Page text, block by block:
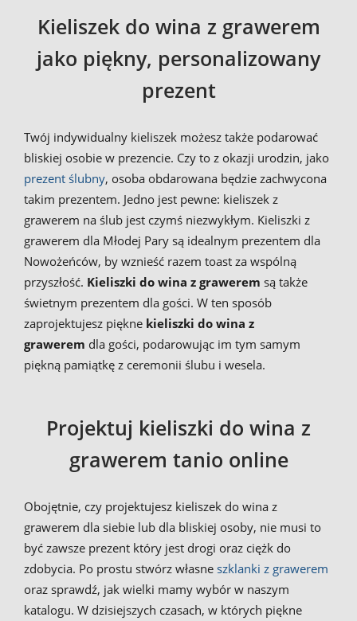
Kieliszek do wina z grawerem
jako piękny, personalizowany
prezent
Twój indywidualny kieliszek możesz także podarować
bliskiej osobie w prezencie. Czy to z okazji urodzin, jako
prezent ślubny, osoba obdarowana będzie zachwycona
takim prezentem. Jedno jest pewne: kieliszek z
grawerem na ślub jest czymś niezwykłym. Kieliszki z
grawerem dla Młodej Pary są idealnym prezentem dla
Nowożeńców, by wznieść razem toast za wspólną
przyszłość. Kieliszki do wina z grawerem są także
świetnym prezentem dla gości. W ten sposób
zaprojektujesz piękne kieliszki do wina z
grawerem dla gości, podarowując im tym samym
piękną pamiątkę z ceremonii ślubu i wesela.
Projektuj kieliszki do wina z
grawerem tanio online
Obojętnie, czy projektujesz kieliszek do wina z
grawerem dla siebie lub dla bliskiej osoby, nie musi to
być zawsze prezent który jest drogi oraz ciężk do
zdobycia. Po prostu stwórz własne szklanki z grawerem
oraz sprawdź, jak wielki mamy wybór w naszym
katalogu. W dzisiejszych czasach, w których piękne